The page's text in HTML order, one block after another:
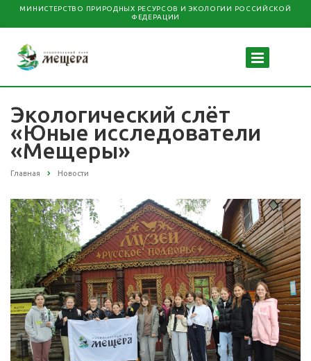
МИНИСТЕРСТВО ПРИРОДНЫХ РЕСУРСОВ И ЭКОЛОГИИ РОССИЙСКОЙ
ФЕДЕРАЦИИ
Экологический слёт
«Юные исследователи
«Мещеры»
Главная Новости